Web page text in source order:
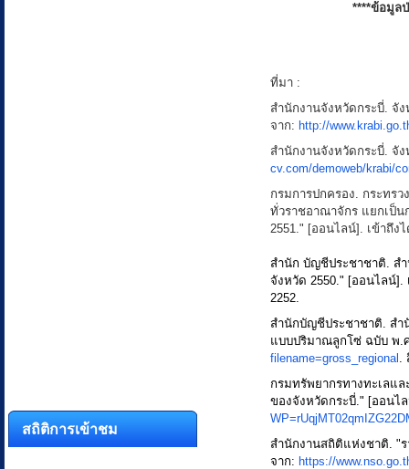
สถิติการเข้าชม
****ข้อมูล
ที่มา :
สำนักงานจังหวัดกระบี่. จั
จาก: http://
สำนักงานจังหวัดกระบี่. จั
cv.com/demoweb/krabi/
กรมการปกครอง. กระทร
ทั่วราชอาณาจักร แยกเป็
2551." [ออนไลน์]. เข้าถึง
สำนัก บัญชีประชาชาติ. ส
จังหวัด 2550." [ออนไลน์].
2252.
สำนักบัญชีประชาชาติ. ส
แบบปริมาณลูกโซ่ ฉบับ พ.
filename=gross_regional .
กรมทรัพยากรทางทะเลแ
ของจังหวัดกระบี่." [ออนไ
สำนักงานสถิติแห่งชาติ. "ร
จาก: https://